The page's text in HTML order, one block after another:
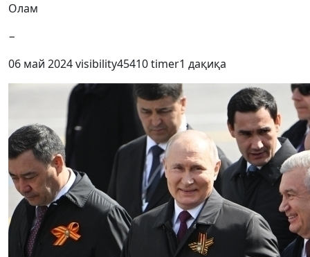
Олам
−
06 май 2024visibility45410timer1 дақиқа